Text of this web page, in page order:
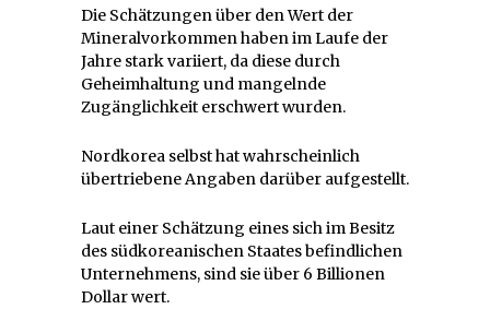
Die Schätzungen über den Wert der
Mineralvorkommen haben im Laufe der
Jahre stark variiert, da diese durch
Geheimhaltung und mangelnde
Zugänglichkeit erschwert wurden.
Nordkorea selbst hat wahrscheinlich
übertriebene Angaben darüber aufgestellt.
Laut einer Schätzung eines sich im Besitz
des südkoreanischen Staates befindlichen
Unternehmens, sind sie über 6 Billionen
Dollar wert.